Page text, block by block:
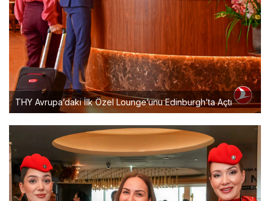
THY Avrupa’daki İlk Özel Lounge’unu Edinburgh’ta Açtı